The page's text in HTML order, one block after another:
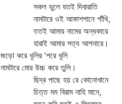
সকল ভুলে যতই দিবারাতি
নামটারে ওই আকাশপানে গাঁথি,
ততই আমার নামের অন্ধকারে
হারাই আমার সত্য আপনারে।
জড়ো করে ধূলির 'পরে ধূলি
নামটারে মোর উচ্চ করে তুলি।
ছিদ্র পাছে হয় রে কোনোখানে
চিত্ত মম বিরাম নাহি মানে,